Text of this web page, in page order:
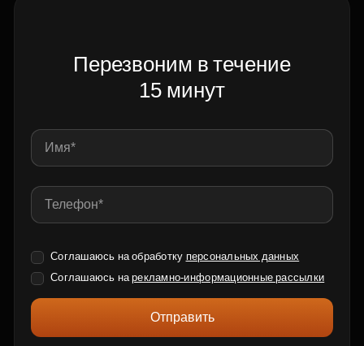
Перезвоним в течение
15 минут
Соглашаюсь на обработку персональных данных
Соглашаюсь нарекламно-информационные рассылки
Отправить